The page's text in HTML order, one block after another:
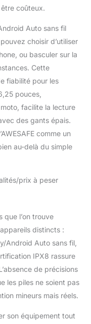
coûteux.
Auto sans fil
choisir d’utiliser
ou basculer sur la
Cette
fiabilité pour les
pouces,
facilite la lecture
des gants épais.
comme un
au-delà du simple
prix à peser
que l’on trouve
distincts :
Android Auto sans fil,
IPX8 rassure
de précisions
les piles ne soient pas
mineurs mais réels.
son équipement tout